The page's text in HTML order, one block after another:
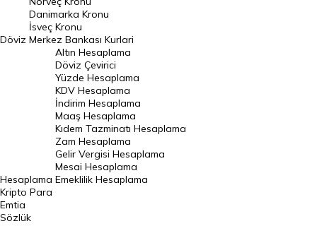
Kanada Doları Kuru
Norveç Kronu Kuru
İsveç Kronu Kuru
Japon Yeni Kuru
Serbest Piyasa Döviz Kurları
Merkez Bankası Döviz Kurları
Altın Fiyatları
Gram Altın Fiyatı
Döviz
Danimarka Kronu
İsveç Kronu
Merkez Bankası Kurlari
Hesaplama
Altın Hesaplama
Döviz Çevirici
Yüzde Hesaplama
KDV Hesaplama
İndirim Hesaplama
Maaş Hesaplama
Kıdem Tazminatı Hesaplama
Zam Hesaplama
Gelir Vergisi Hesaplama
Mesai Hesaplama
Emeklilik Hesaplama
Kripto Para
Emtia
Sözlük